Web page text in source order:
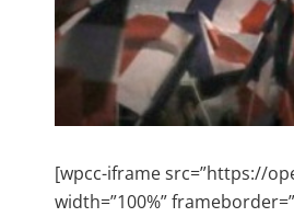
[wpcc-iframe src=”https://
width=”100%”